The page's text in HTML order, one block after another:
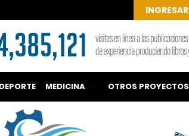
INGRESAR
DEPORTE MEDICINA OTROS PROYECTOS